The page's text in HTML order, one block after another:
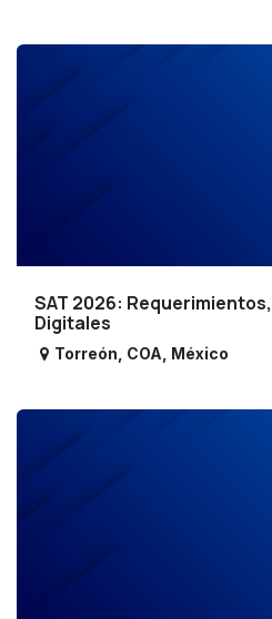
SAT 2026:
Digitales
Torreón COA México